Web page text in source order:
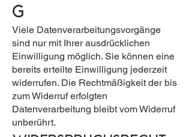
g
Viele Datenverarbeitungsvorgänge
sind nur mit Ihrer ausdrücklichen
Einwilligung möglich. Sie können eine
bereits erteilte Einwilligung jederzeit
widerrufen. Die Rechtmäßigkeit der bis
zum Widerruf erfolgten
Datenverarbeitung bleibt vom Widerruf
unberührt.